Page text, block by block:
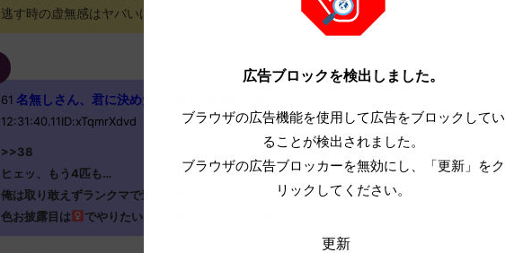
逃す時の虚無感はヤバいけど
61 名無しさん、君に決めた！ (ｽｯﾌﾟ Sd94-fLM1)
12:31:40.11ID:xTqmrXdvd
>>38
ヒェッ、もう4匹も…
俺は取り敢えずランクマで遊んで来るわ
色お披露目は
でやりたいから色
広告ブロックを検出しました。
ブラウザの広告機能を使用して広告をブロックしてい
ることが検出されました。
ブラウザの広告ブロッカーを無効にし、「更新」をク
リックしてください。
更新